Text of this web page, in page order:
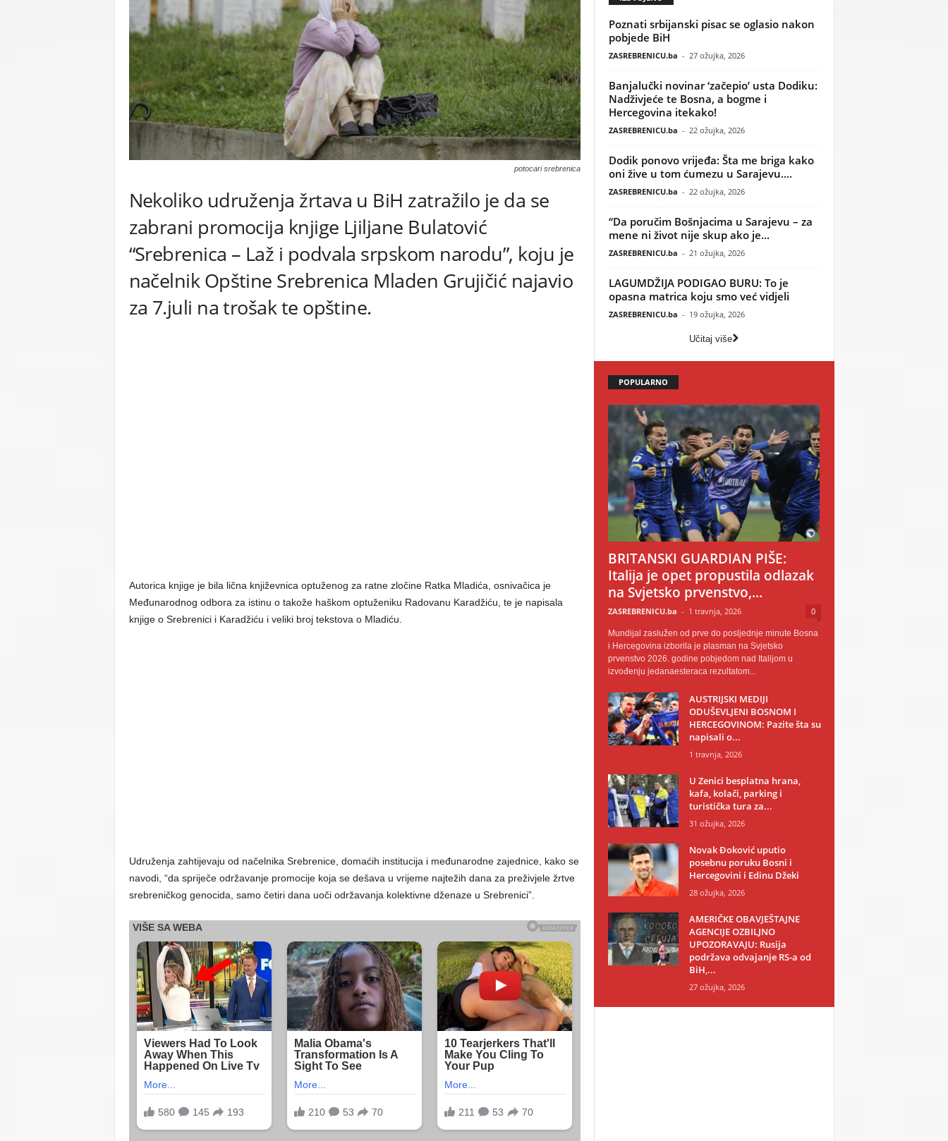
C
potocari srebrenica
Nekoliko udruženja žrtava u BiH zatražilo je da se
zabrani promocija knjige Ljiljane Bulatović
“Srebrenica – Laž i podvala srpskom narodu”, koju je
načelnik Opštine Srebrenica Mladen Grujičić najavio
za 7.juli na trošak te opštine.
Autorica knjige je bila lična književnica optuženog za ratne zločine Ratka Mladića, osnivačica je
Međunarodnog odbora za istinu o takože haškom optuženiku Radovanu Karadžiću, te je napisala
knjige o Srebrenici i Karadžiću i veliki broj tekstova o Mladiću.
Udruženja zahtijevaju od načelnika Srebrenice, domaćih institucija i međunarodne zajednice, kako se
navodi, “da spriječe održavanje promocije koja se dešava u vrijeme najtežih dana za preživjele žrtve
srebreničkog genocida, samo četiri dana uoči održavanja kolektivne dženaze u Srebrenici”.
Poznati srbijanski pisac se oglasio nakon
pobjede BiH
ZASREBRENICU.ba - 27 ožujka, 2026
Banjalučki novinar ‘začepio’ usta Dodiku:
Nadživjeće te Bosna, a bogme i
Hercegovina itekako!
ZASREBRENICU.ba - 22 ožujka, 2026
Dodik ponovo vrijeđa: Šta me briga kako
oni žive u tom ćumezu u Sarajevu....
ZASREBRENICU.ba - 22 ožujka, 2026
“Da poručim Bošnjacima u Sarajevu – za
mene ni život nije skup ako je...
ZASREBRENICU.ba - 21 ožujka, 2026
LAGUMDŽIJA PODIGAO BURU: To je
opasna matrica koju smo već vidjeli
ZASREBRENICU.ba - 19 ožujka, 2026
Učitaj više
POPULARNO
BRITANSKI GUARDIAN PIŠE:
Italija je opet propustila odlazak
na Svjetsko prvenstvo,...
ZASREBRENICU.ba - 1 travnja, 2026 0
Mundijal zaslužen od prve do posljednje minute Bosna
i Hercegovina izborila je plasman na Svjetsko
prvenstvo 2026. godine pobjedom nad Italijom u
izvođenju jedanaesteraca rezultatom...
AUSTRIJSKI MEDIJI
ODUŠEVLJENI BOSNOM I
HERCEGOVINOM: Pazite šta su
napisali o...
1 travnja, 2026
U Zenici besplatna hrana,
kafa, kolači, parking i
turistička tura za...
31 ožujka, 2026
Novak Đoković uputio
posebnu poruku Bosni i
Hercegovini i Edinu Džeki
28 ožujka, 2026
AMERIČKE OBAVJEŠTAJNE
AGENCIJE OZBILJNO
UPOZORAVAJU: Rusija
podržava odvajanje RS-a od
BiH,...
27 ožujka, 2026